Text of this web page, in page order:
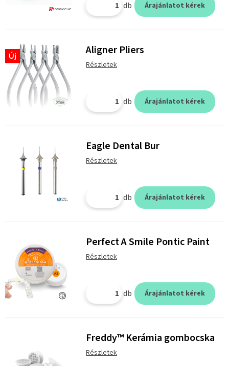
db Árajánlatot kérek
Új Aligner Pliers
Részletek
db Árajánlatot kérek
Eagle Dental Bur
Részletek
db Árajánlatot kérek
Perfect A Smile Pontic Paint
Részletek
db Árajánlatot kérek
Freddy™ Kerámia gombocska
Részletek